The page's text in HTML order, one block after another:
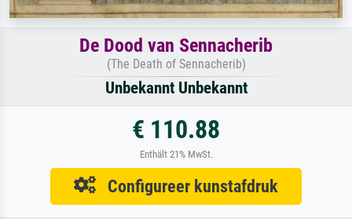
De Dood van Sennacherib
(The Death of Sennacherib)
Unbekannt Unbekannt
€ 110.88
Enthält 21% MwSt.
Configureer kunstafdruk